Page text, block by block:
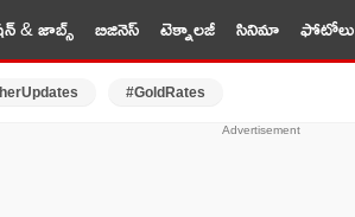
& జాబ్స్ బిజినెస్ టెక్నాలజీ సినిమా ఫోటోలు
#GoldRates